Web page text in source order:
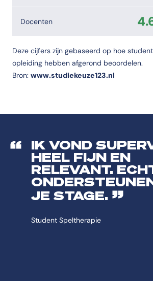
Docenten
Deze cijfers zijn gebaseerd op hoe
opleiding hebben afgerond beoordelen.
Bron: www.studiekeuze123.nl
IK VOND
HEEL FIJN EN
RELEVANT.
JE STAGE.
Student Speltherapie